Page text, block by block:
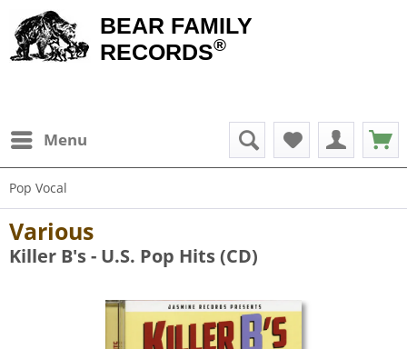
BEAR FAMILY
RECORDS®
Menu
Pop Vocal
Various
Killer B's - U.S. Pop Hits (CD)